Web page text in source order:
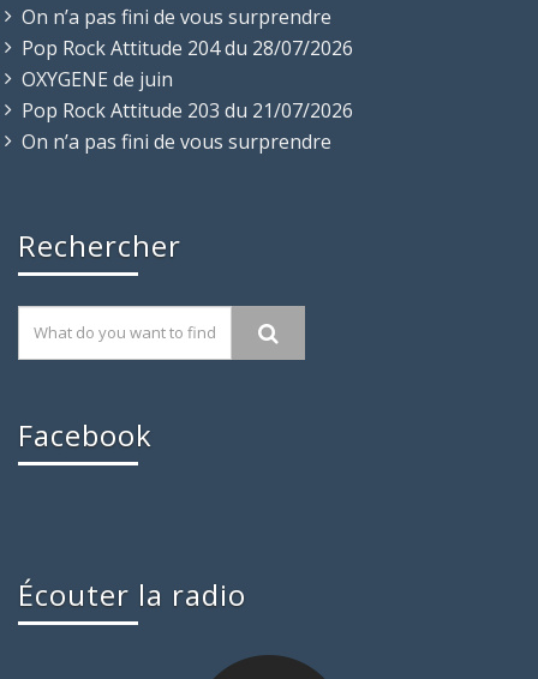
On n’a pas fini de vous surprendre
Pop Rock Attitude 204 du 28/07/2026
OXYGENE de juin
Pop Rock Attitude 203 du 21/07/2026
On n’a pas fini de vous surprendre
Rechercher
Facebook
Écouter la radio